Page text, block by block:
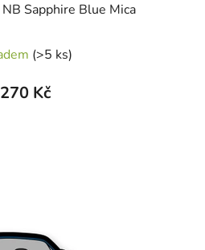
Sapphire Blue Mica
(>5 ks)
270 Kč